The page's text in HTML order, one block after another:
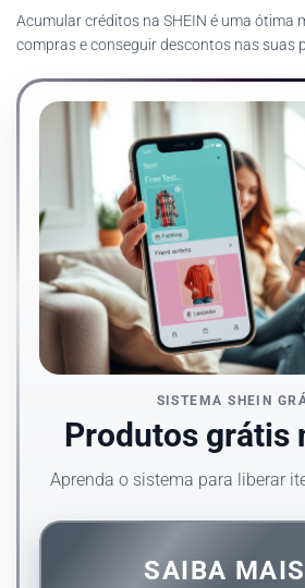
Acumular créditos na SHEIN é uma ótima
compras e conseguir descontos nas suas
SISTEMA SHEIN
Produtos grátis
Aprenda o sistema para liberar
SAIBA MAIS